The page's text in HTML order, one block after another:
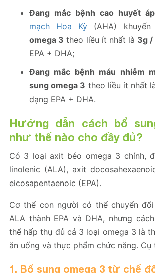
Đang mắc bệnh cao huyết
mạch Hoa Kỳ (AHA)
omega 3 theo liều ít nhất là 3g /
EPA + DHA;
Đang mắc bệnh máu nhiễm
sung omega 3 theo liều ít nhất
dạng EPA + DHA.
Hướng dẫn cách bổ
như thế nào cho đầy đủ?
Có 3 loại axit béo omega 3 chính,
linolenic (ALA), axit
eicosapentaenoic (EPA).
Cơ thể con người có thể chuyển
ALA thành EPA và DHA, nhưng
thể hấp thụ đủ cả 3 loại omega 3 là
ăn uống và thực phẩm chức năng. Cụ
1. Bổ sung omega 3 từ chế